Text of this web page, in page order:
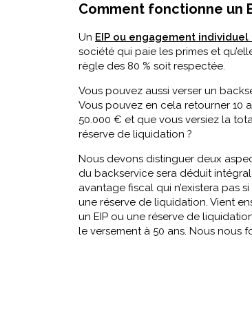
Comment fonctionne un
Un EIP ou engagement
société qui paie les primes et
règle des 80 % soit respectée.
Vous pouvez aussi verser un
Vous pouvez en cela retourner 10
50.000 € et que vous versiez la
réserve de liquidation ?
Nous devons distinguer deux
du backservice sera déduit
avantage fiscal qui n’existera pas
une réserve de liquidation. Vient
un EIP ou une réserve de
le versement à 50 ans. Nous nous